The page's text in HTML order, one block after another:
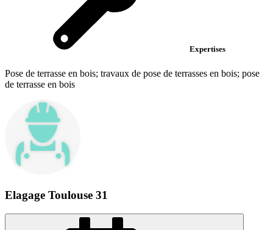
Expertises
Pose de terrasse en bois; travaux de pose de terrasses en bois; pose
de terrasse en bois
Elagage Toulouse 31